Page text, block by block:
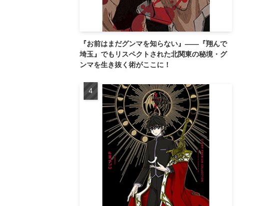
『お前はまだグンマを知らない』――『翔んで
埼玉』でもリスペクトされた北関東の秘境・グ
ンマを生き抜く術がここに！